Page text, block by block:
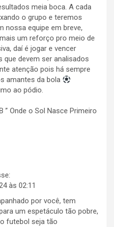
meia boca. A cada
o grupo e teremos
nossa equipe em breve,
um reforço pro meio de
daí é jogar e vencer
que devem ser analisados
atenção pois há sempre
amantes da bola
ao pódio.
” Onde o Sol Nasce Primeiro
às 02:11
por você, tem
um espetáculo tão pobre,
futebol seja tão